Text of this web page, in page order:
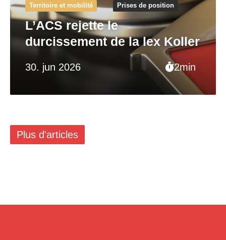
30. jun 2026 2min
Territoire et mobilité Prises de position
L’ACS rejette le
durcissement de la lex Koller
Plus d'articles